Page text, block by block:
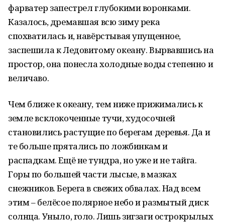
фарватер запестрел глубокими воронками.
Казалось, дремавшая всю зиму река
спохватилась и, навёрстывая упущенное,
заспешила к Ледовитому океану. Вырвавшись на
простор, она понесла холодные воды степенно и
величаво.
Чем ближе к океану, тем ниже прижимались к
земле всклокоченные тучи, худосочней
становились растущие по берегам деревья. Да и
те больше прятались по ложбинкам и
распадкам. Ещё не тундра, но уже и не тайга.
Горы по большей части лысые, в мазках
снежников. Берега в свежих обвалах. Над всем
этим – белёсое полярное небо и размытый диск
солнца. Уныло, голо. Лишь зигзаги острокрылых